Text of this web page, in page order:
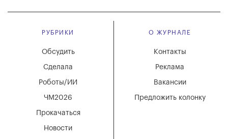
РУБРИКИ
Новости
Обсудить
Сделала
Роботы/ИИ
ЧМ2026
Прокачаться
О ЖУРНАЛЕ
Вакансии
Реклама
Контакты
Предложить колонку